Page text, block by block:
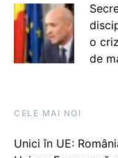
o
de
CELE MAI NOI
Unici în UE: